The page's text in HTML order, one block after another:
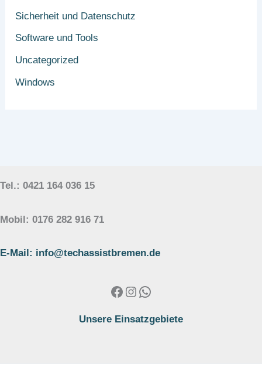
Sicherheit und Datenschutz
Software und Tools
Uncategorized
Windows
Tel.: 0421 164 036 15
Mobil: 0176 282 916 71
E-Mail: info@techassistbremen.de
Facebook
Instagram
WhatsApp
Unsere Einsatzgebiete